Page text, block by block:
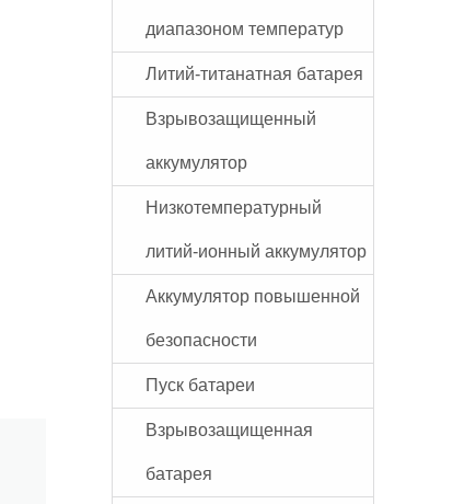
диапазоном температур
Литий-титанатная батарея
Взрывозащищенный
аккумулятор
Низкотемпературный
литий-ионный аккумулятор
Аккумулятор повышенной
безопасности
Пуск батареи
Взрывозащищенная
батарея